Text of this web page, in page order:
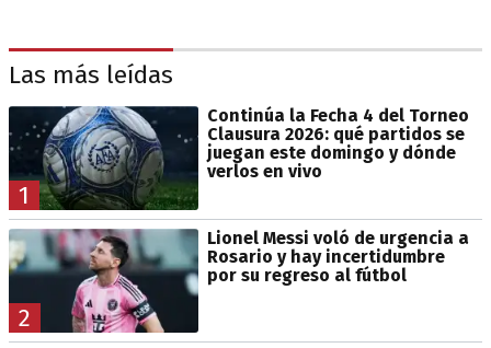
Las más leídas
1
Continúa la Fecha 4 del Torneo
Clausura 2026: qué partidos se
juegan este domingo y dónde
verlos en vivo
2
Lionel Messi voló de urgencia a
Rosario y hay incertidumbre
por su regreso al fútbol